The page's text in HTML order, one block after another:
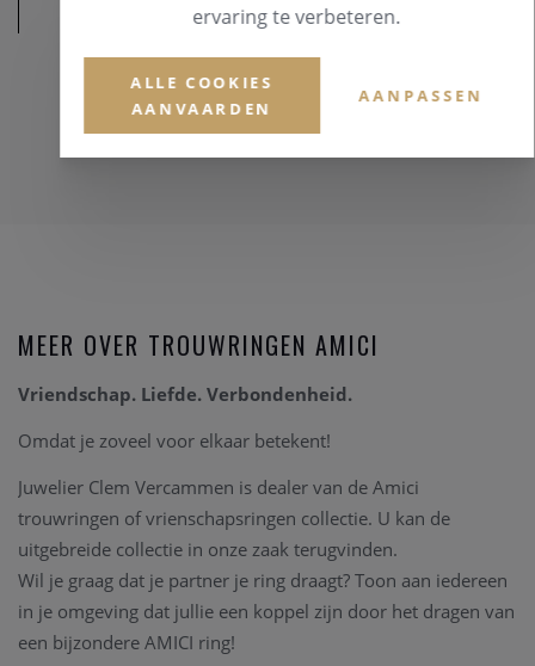
AFMETINGEN
MEER OVER TROUWRINGEN AMICI
Vriendschap. Liefde. Verbondenheid.
Omdat je zoveel voor elkaar betekent!
Juwelier Clem Vercammen is dealer van de Amici
trouwringen of vrienschapsringen collectie. U kan de
uitgebreide collectie in onze zaak terugvinden.
Wil je graag dat je partner je ring draagt? Toon aan iedereen
in je omgeving dat jullie een koppel zijn door het dragen van
een bijzondere AMICI ring!
ervaring te verbeteren.
ALLE COOKIES
AANVAARDEN
AANPASSEN